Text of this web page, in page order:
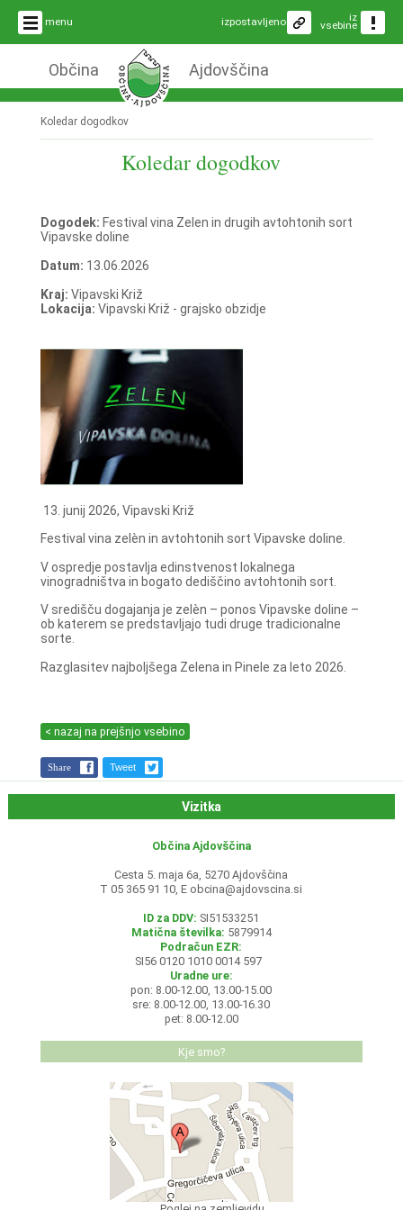
menu iz
vsebine
izpostavljeno
Občina Ajdovščina
Koledar dogodkov
Koledar dogodkov
Dogodek: Festival vina Zelen in drugih avtohtonih sort
Vipavske doline
Datum: 13.06.2026
Kraj: Vipavski Križ
Lokacija: Vipavski Križ - grajsko obzidje
13. junij 2026, Vipavski Križ
Festival vina zelèn in avtohtonih sort Vipavske doline.
V ospredje postavlja edinstvenost lokalnega
vinogradništva in bogato dediščino avtohtonih sort.
V središču dogajanja je zelèn – ponos Vipavske doline –
ob katerem se predstavljajo tudi druge tradicionalne
sorte.
Razglasitev najboljšega Zelena in Pinele za leto 2026.
< nazaj na prejšnjo vsebino
Share Tweet
Vizitka
Občina Ajdovščina
Cesta 5. maja 6a, 5270 Ajdovščina
T 05 365 91 10, E obcina@ajdovscina.si
ID za DDV: SI51533251
Matična številka: 5879914
Podračun EZR:
SI56 0120 1010 0014 597
Uradne ure:
pon: 8.00-12.00, 13.00-15.00
sre: 8.00-12.00, 13.00-16.30
pet: 8.00-12.00
Kje smo?